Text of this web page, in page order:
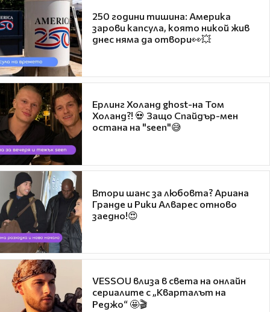
250 години тишина: Америка
зарови капсула, която никой жив
днес няма да отвори👀💥
Ерлинг Холанд ghost-на Том
Холанд?! 💀 Защо Спайдър-мен
остана на "seen"😅
Втори шанс за любовта? Ариана
Гранде и Рики Алварес отново
заедно!😍
VESSOU влиза в света на онлайн
сериалите с „Кварталът на
Реджо“ 🤩🎬